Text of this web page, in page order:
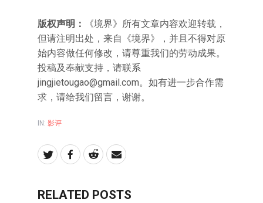
版权声明：
《境界》所有文章内容欢迎转载，
但请注明出处，来自《境界》，并且不得对原
始内容做任何修改，请尊重我们的劳动成果。
投稿及奉献支持，请联系
jingjietougao@gmail.com。如有进一步合作需
求，请给我们留言，谢谢。
IN: 影评
RELATED POSTS